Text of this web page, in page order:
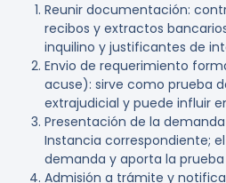
Reunir documentación:
recibos y extractos
inquilino y justificantes de
Envio de requerimiento
acuse): sirve como prueba
extrajudicial y puede influir
Presentación de la
Instancia correspondiente;
demanda y aporta la
Admisión a trámite y